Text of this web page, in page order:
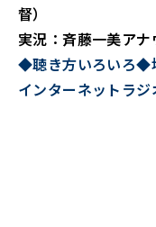
督）
実況：斉藤一美アナ
◆聴き方いろいろ
インターネットラジ